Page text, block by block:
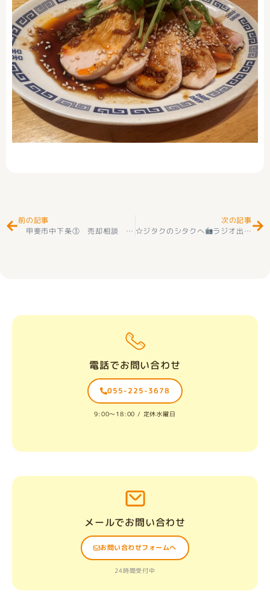
前の記事
甲斐市中下条➂ 売却相談 ありがとうございました(^^♪
次の記事
☆ジタクのシタクへ
ラジオ出演させて頂きました～☺☆
電話でお問い合わせ
055-225-3678
9:00〜18:00 / 定休水曜日
メールでお問い合わせ
お問い合わせフォームへ
24時間受付中